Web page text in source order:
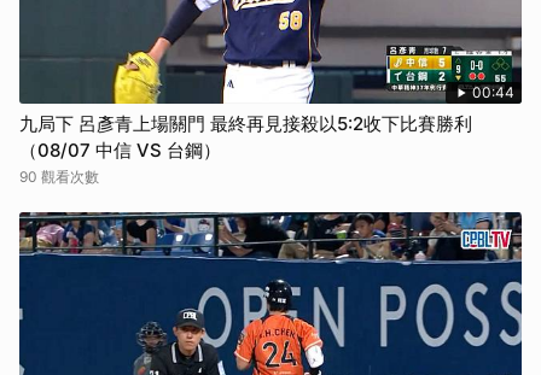
00:44
九局下 呂彥青上場關門 最終再見接殺以5:2收下比賽勝利
（08/07 中信 VS 台鋼）
90 觀看次數